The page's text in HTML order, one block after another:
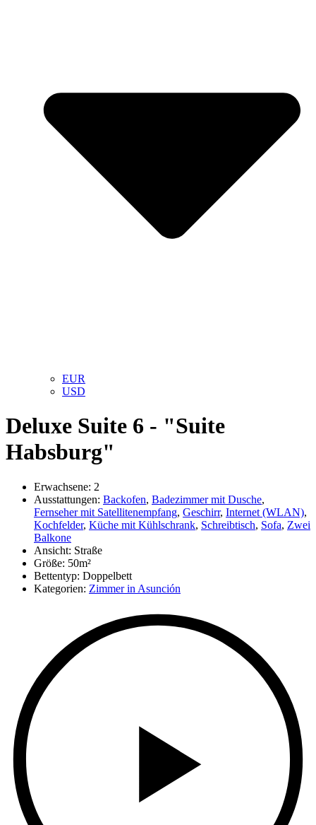
EUR
USD
Deluxe Suite 6 - "Suite
Habsburg"
Erwachsene: 2
Ausstattungen: Backofen, Badezimmer mit Dusche,
Fernseher mit Satellitenempfang, Geschirr, Internet (WLAN),
Kochfelder, Küche mit Kühlschrank, Schreibtisch, Sofa, Zwei
Balkone
Ansicht: Straße
Größe: 50m²
Bettentyp: Doppelbett
Kategorien: Zimmer in Asunción